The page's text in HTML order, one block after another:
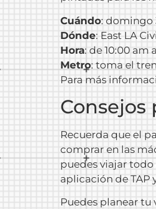
Cuándo: domingo
Dónde: East LA
Hora: de 10:00 am
Metro: toma el
Para más
Consejos
Recuerda que el
comprar en las
puedes viajar todo
aplicación de TAP
Puedes planear tu